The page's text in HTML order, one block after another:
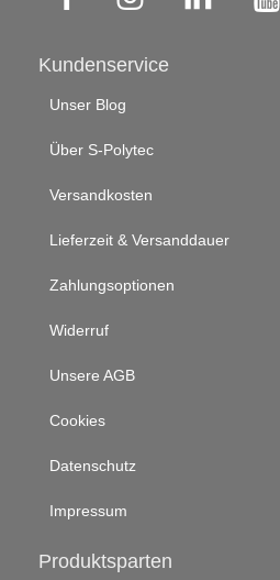
Kundenservice
Unser Blog
Über S-Polytec
Versandkosten
Lieferzeit & Versanddauer
Zahlungsoptionen
Widerruf
Unsere AGB
Cookies
Datenschutz
Impressum
Produktsparten